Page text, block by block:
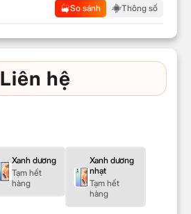
Liên hệ
Xanh dương
Tạm hết
hàng
Xanh dương
nhạt
Tạm hết
hàng
So sánh Thông số